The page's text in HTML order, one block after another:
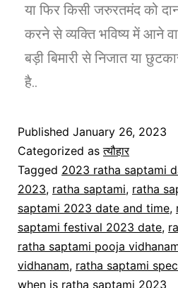
या फिर किसी जरुरतमंद को
करने से व्यक्ति भविष्य में आने
बड़ी बिमारी से निजात या
है..
Published January 26, 2023
Categorized asत्यौहार
Tagged 2023 ratha saptami
2023, ratha saptami, ratha
saptami 2023 date and time,
saptami festival 2023 date,
ratha saptami pooja
vidhanam, ratha saptami
when is ratha saptami 2023